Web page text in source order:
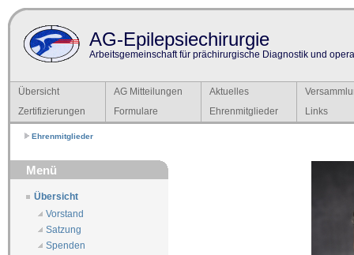
AG-Epilepsiechirurgie
Arbeitsgemeinschaft für prächirurgische Diagnostik und
Übersicht AG Mitteilungen Aktuelles
Zertifizierungen
Formulare Ehrenmitglieder Links
Ehrenmitglieder
Menü
Übersicht
Vorstand
Satzung
Spenden